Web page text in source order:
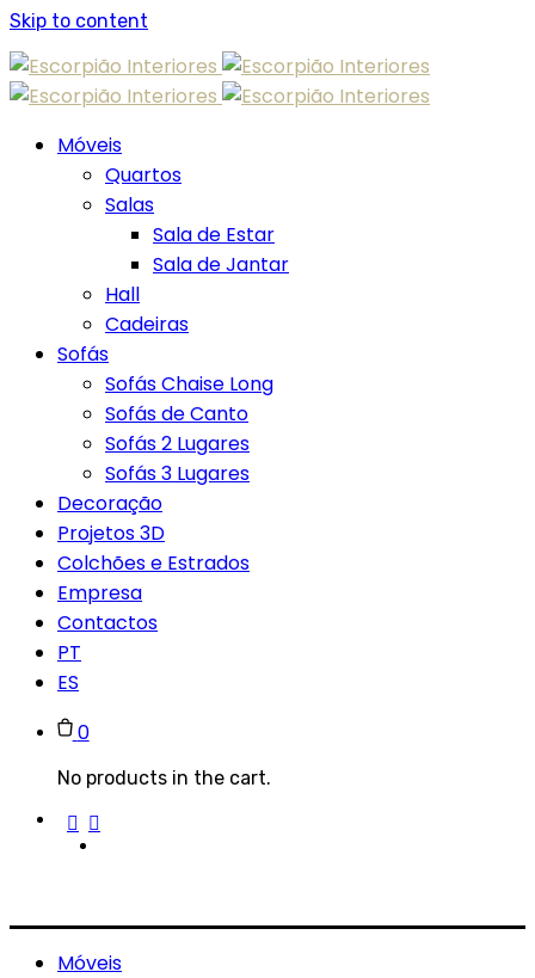
Skip to content
Móveis
Quartos
Salas
Sala de Estar
Sala de Jantar
Hall
Cadeiras
Sofás
Sofás Chaise Long
Sofás de Canto
Sofás 2 Lugares
Sofás 3 Lugares
Decoração
Projetos 3D
Colchões e Estrados
Empresa
Contactos
PT
ES
0
No products in the cart.
Móveis